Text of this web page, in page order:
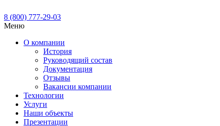
8 (800) 777-29-03
Меню
О компании
История
Руководящий состав
Документация
Отзывы
Вакансии компании
Технологии
Услуги
Наши объекты
Презентации